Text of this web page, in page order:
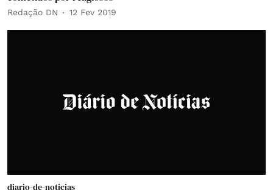
Redação DN 12 Fev 2019
diario-de-noticias